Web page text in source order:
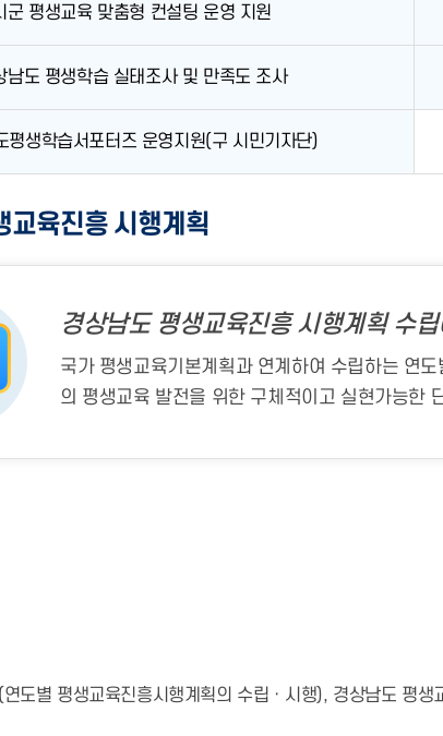
군 평생교육 맞춤형 컨설팅 운영 지원
남도 평생학습 실태조사 및 만족도 조사
평생학습서포터즈 운영지원(구 시민기자단)
교육진흥 시행계획
경상남도 평생교육진흥 시행계획 수
국가 평생교육기본계획과 연계하여 수립하는 연
의 평생교육 발전을 위한 구체적이고 실현가능한
도별 평생교육진흥시행계획의 수립ㆍ시행), 경상남도 평